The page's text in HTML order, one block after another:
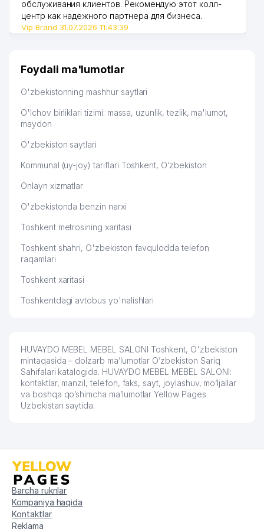
45 BOLALAR BOG'CHASI №342 529 м
46
OLMAZOR ADVOKATLARI
529 м
47
MARKAZI
48 SPART SISTEM MChJ
49 PROFI-EDUCATION MChJ 573 м
50 UNI CLINIC XUSUSIY KORXONASI
51 ALINFARM MEDICAL MChJ
O'ZBEKISTON RESPUBLIKASI
TUMANI XALQ QABULXONASI
CONTINENTAL CONSULTING
XUSUSIY KORXONASI
54
57
OBODONCHILIGI VA MULK
KADASTRI XIZMATI
639 м
58
BYUDJETDAN TASHQARI PENSIYA
JAMG'ARMASI OLMAZOR TUMANI
BO'LIMI
60 FORTUNA KAPITAL MChJ 648 м
61 LOOOK MChJ
62 SPART SISTEM MChJ
обслуживания клиентов. Рекомендую этот колл-
центр как надежного партнера для бизнеса.
Vip Brand 31.07.2026 11:43:39
Foydali ma'lumotlar
O'zbekistonning mashhur saytlari
O'lchov birliklari tizimi: massa, uzunlik, tezlik, ma'lumot,
maydon
O'zbekiston saytlari
Kommunal (uy-joy) tariflari Toshkent, O‘zbekiston
Onlayn xizmatlar
O'zbekistonda benzin narxi
Toshkent metrosining xaritasi
Toshkent shahri, O'zbekiston favqulodda telefon
raqamlari
Toshkent xaritasi
Toshkentdagi avtobus yo'nalishlari
HUVAYDO MEBEL MEBEL SALONI Toshkent, O'zbekiston
mintaqasida – dolzarb ma’lumotlar O’zbekiston Sariq
Sahifalari katalogida. HUVAYDO MEBEL MEBEL SALONI:
kontaktlar, manzil, telefon, faks, sayt, joylashuv, mo’ljallar
va boshqa qo’shimcha ma’lumotlar Yellow Pages
Uzbekistan saytida.
Barcha ruknlar
Kompaniya haqida
Kontaktlar
Reklama